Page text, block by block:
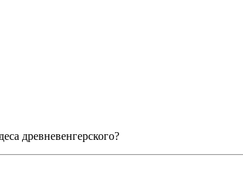
древневенгерского?